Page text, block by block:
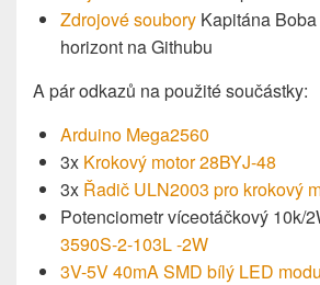
Zdrojové soubory Kapitána
horizont na Githubu
A pár odkazů na použité součástky:
Arduino Mega2560
3x Krokový motor 28BYJ-48
3x Řadič ULN2003 pro krokový
Potenciometr víceotáčkový 10k/
3590S-2-103L -2W
3V-5V 40mA SMD bílý LED